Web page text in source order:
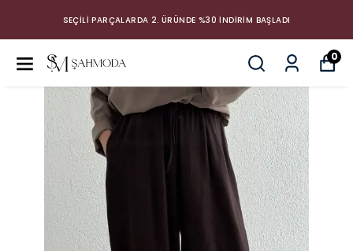
SEÇİLİ PARÇALARDA 2. ÜRÜNDE %30 İNDİRİM BAŞLADI
0